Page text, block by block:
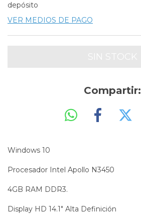
depósito
VER MEDIOS DE PAGO
Compartir:
Windows 10
Procesador Intel Apollo N3450
4GB RAM DDR3.
Display HD 14.1" Alta Definición